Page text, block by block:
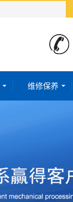
维修保养